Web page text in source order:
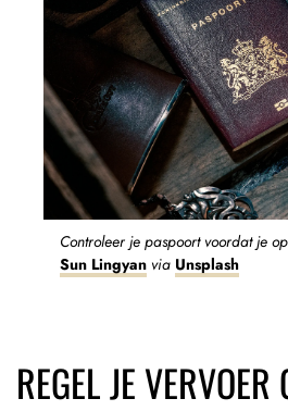
Controleer je paspoort voordat je
Sun Lingyan via Unsplash
REGEL JE VERVOER